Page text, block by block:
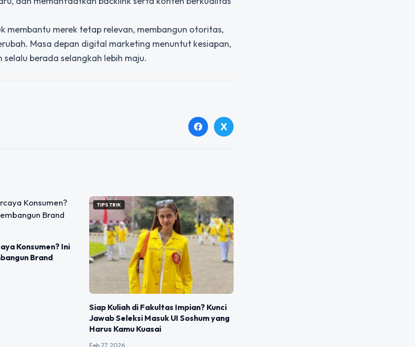
membantu merek tetap relevan, membangun otoritas,
Masa depan digital marketing menuntut kesiapan,
berada selangkah lebih maju.
facebook X
Konsumen? Ini
Brand
TIPS TRIK
Siap Kuliah di Fakultas Impian? Kunci
Jawab Seleksi Masuk UI Soshum yang
Harus Kamu Kuasai
Feb 27, 2026